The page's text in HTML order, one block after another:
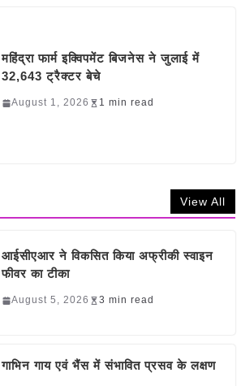
महिंद्रा फार्म इक्विपमेंट बिजनेस ने जुलाई में
32,643 ट्रैक्टर बेचे
August 1, 2026 1 min read
View All
आईसीएआर ने विकसित किया अफ्रीकी स्वाइन
फीवर का टीका
August 5, 2026 3 min read
गाभिन गाय एवं भैंस में संभावित प्रसव के लक्षण